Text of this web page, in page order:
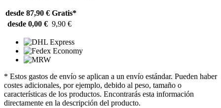
desde 87,90 € Gratis*
desde 0,00 € 9,90 €
* Estos gastos de envío se aplican a un envío estándar. Pueden haber
costes adicionales, por ejemplo, debido al peso, tamaño o
características de los productos. Encontrarás esta información
directamente en la descripción del producto.